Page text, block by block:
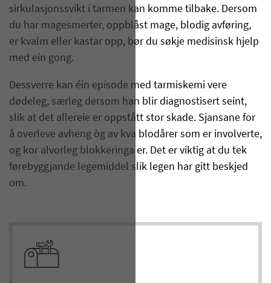
sirkulasjonssvikt i tarmen kan komme tilbake. Dersom
du har magesmerter, oppblåst mage, blodig avføring,
er kvalm eller kastar opp, bør du søkje medisinsk hjelp
med ein gong.
Dessverre kan éin episode med tarmiskemi vere
dødeleg, særleg dersom han blir diagnostisert seint,
slik at det allereie er oppstått stor skade. Sjansane for
å overleve avheng òg av kva blodårer som er involverte,
og kor alvorleg blokkeringa er. Det er viktig at du tek
førebyggjande legemiddel slik legen har gitt beskjed
om.